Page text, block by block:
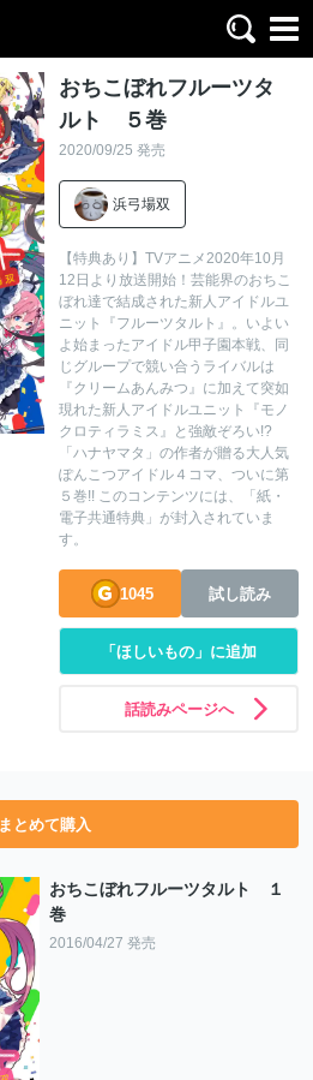
おちこぼれフルーツタ
ルト ５巻
2020/09/25 発売
浜弓場双
【特典あり】TVアニメ2020年10月
12日より放送開始！芸能界のおちこ
ぼれ達で結成された新人アイドルユ
ニット『フルーツタルト』。いよい
よ始まったアイドル甲子園本戦、同
じグループで競い合うライバルは
『クリームあんみつ』に加えて突如
現れた新人アイドルユニット『モノ
クロティラミス』と強敵ぞろい!?
「ハナヤマタ」の作者が贈る大人気
ぽんこつアイドル４コマ、ついに第
５巻!! このコンテンツには、「紙・
電子共通特典」が封入されていま
す。
1045 試し読み
「ほしいもの」に追加
話読みページへ
まとめて購入
おちこぼれフルーツタルト １
巻
2016/04/27 発売